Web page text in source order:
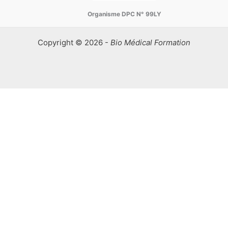
Organisme DPC N° 99LY
Copyright © 2026 - Bio Médical Formation